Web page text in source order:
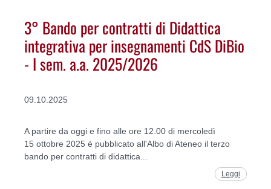
3° Bando per contratti di Didattica
integrativa per insegnamenti CdS DiBio
- I sem. a.a. 2025/2026
09.10.2025
A partire da oggi e fino alle ore 12.00 di mercoledì
15 ottobre 2025 è pubblicato all'Albo di Ateneo il terzo
bando per contratti di didattica...
Leggi